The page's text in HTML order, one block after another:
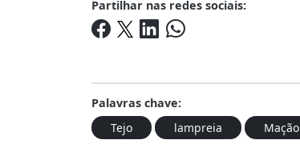
Partilhar nas redes sociais:
Palavras chave:
Tejo
lampreia Mação